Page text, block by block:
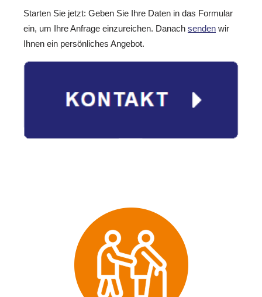
Starten Sie jetzt: Geben Sie Ihre Daten in das Formular
ein, um Ihre Anfrage einzureichen. Danach senden wir
Ihnen ein persönliches Angebot.